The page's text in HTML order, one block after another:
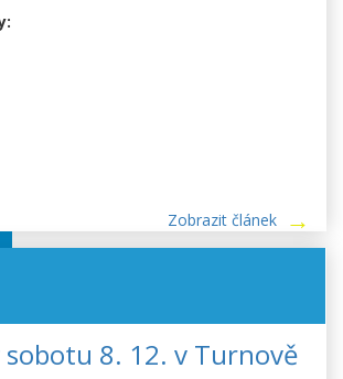
Zobrazit článek
sobotu 8. 12. v Turnově